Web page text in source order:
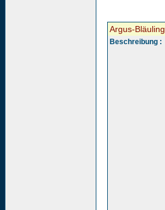
Argus-Bläuling
Beschreibung :